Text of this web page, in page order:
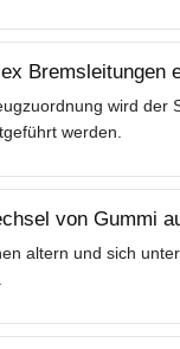
Bremsleitungen
wird der
werden.
von Gummi
altern und sich